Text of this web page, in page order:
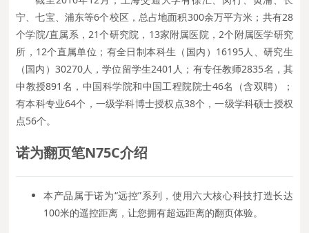
宁、七宝、浦东等6个校区，总占地面积300余万平方米；共有28
个学院/直属系，21个研究院，13家附属医院，2个附属医学研究
所，12个直属单位；有全日制本科生（国内）16195人、研究生
（国内）30270人，学位留学生2401人；有专任教师2835名，其
中教授891名，中国科学院和中国工程院院士46名（含双聘）；
有本科专业64个，一级学科博士授权点38个，一级学科硕士授权
点56个。
诺为翻页笔N75C介绍
本产品属于诺为“远控”系列，使用六大核心科技打造长达
100米的遥控距离，让您拥有超远距离的翻页体验。